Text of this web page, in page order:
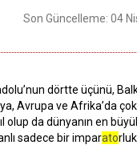
Son Güncelleme: 04
dörtte üçünü,
Avrupa ve Afrika’da
olup da dünyanın en
sadece bir imparato